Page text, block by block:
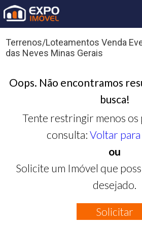
Terrenos/Loteamentos Venda
das Neves Minas Gerais
Oops. Não encontramos
busca!
Tente restringir menos os
consulta: Voltar
ou
Solicite um Imóvel que
desejado.
Solicitar